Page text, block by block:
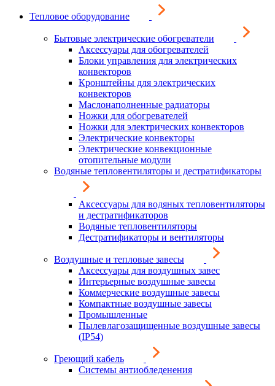
Тепловое оборудование
Бытовые электрические обогреватели
Аксессуары для обогревателей
Блоки управления для электрических
конвекторов
Кронштейны для электрических
конвекторов
Маслонаполненные радиаторы
Ножки для обогревателей
Ножки для электрических конвекторов
Электрические конвекторы
Электрические конвекционные
отопительные модули
Водяные тепловентиляторы и дестратификаторы
Аксессуары для водяных тепловентиляторы
и дестратификаторов
Водяные тепловентиляторы
Дестратификаторы и вентиляторы
Воздушные и тепловые завесы
Аксессуары для воздушных завес
Интерьерные воздушные завесы
Коммерческие воздушные завесы
Компактные воздушные завесы
Промышленные
Пылевлагозащищенные воздушные завесы
(IP54)
Греющий кабель
Системы антиобледенения